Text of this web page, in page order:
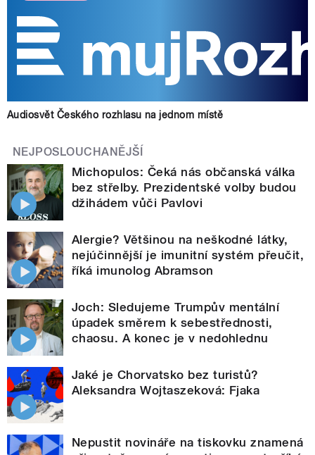
Audiosvět Českého rozhlasu na jednom místě
NEJPOSLOUCHANĚJŠÍ
Michopulos: Čeká nás občanská válka
bez střelby. Prezidentské volby budou
džihádem vůči Pavlovi
Alergie? Většinou na neškodné látky,
nejúčinnější je imunitní systém přeučit,
říká imunolog Abramson
Joch: Sledujeme Trumpův mentální
úpadek směrem k sebestřednosti,
chaosu. A konec je v nedohlednu
Jaké je Chorvatsko bez turistů?
Aleksandra Wojtaszeková: Fjaka
Nepustit novináře na tiskovku znamená